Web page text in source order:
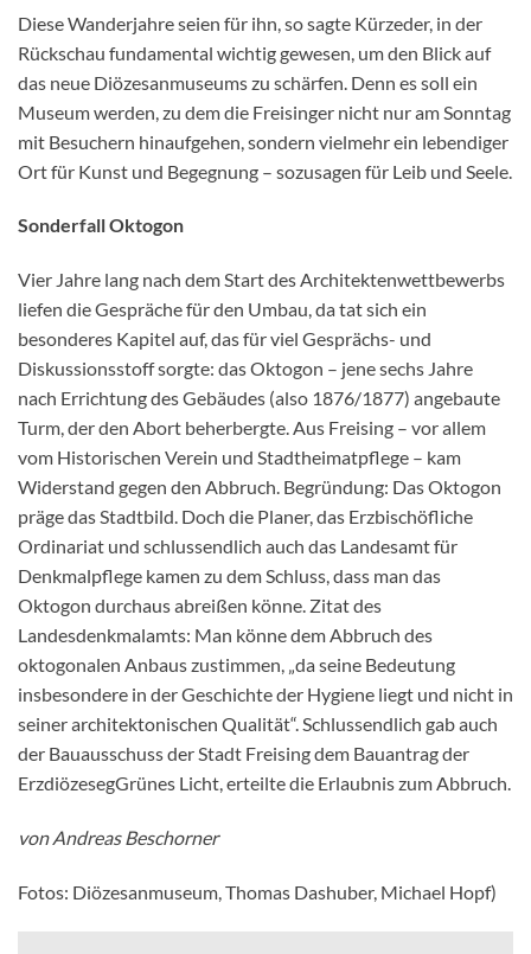
Diese Wanderjahre seien für ihn, so sagte Kürzeder, in der
Rückschau fundamental wichtig gewesen, um den Blick auf
das neue Diözesanmuseums zu schärfen. Denn es soll ein
Museum werden, zu dem die Freisinger nicht nur am Sonntag
mit Besuchern hinaufgehen, sondern vielmehr ein lebendiger
Ort für Kunst und Begegnung – sozusagen für Leib und Seele.
Sonderfall Oktogon
Vier Jahre lang nach dem Start des Architektenwettbewerbs
liefen die Gespräche für den Umbau, da tat sich ein
besonderes Kapitel auf, das für viel Gesprächs- und
Diskussionsstoff sorgte: das Oktogon – jene sechs Jahre
nach Errichtung des Gebäudes (also 1876/1877) angebaute
Turm, der den Abort beherbergte. Aus Freising – vor allem
vom Historischen Verein und Stadtheimatpflege – kam
Widerstand gegen den Abbruch. Begründung: Das Oktogon
präge das Stadtbild. Doch die Planer, das Erzbischöfliche
Ordinariat und schlussendlich auch das Landesamt für
Denkmalpflege kamen zu dem Schluss, dass man das
Oktogon durchaus abreißen könne. Zitat des
Landesdenkmalamts: Man könne dem Abbruch des
oktogonalen Anbaus zustimmen, „da seine Bedeutung
insbesondere in der Geschichte der Hygiene liegt und nicht in
seiner architektonischen Qualität“. Schlussendlich gab auch
der Bauausschuss der Stadt Freising dem Bauantrag der
ErzdiözesegGrünes Licht, erteilte die Erlaubnis zum Abbruch.
von Andreas Beschorner
Fotos: Diözesanmuseum, Thomas Dashuber, Michael Hopf)